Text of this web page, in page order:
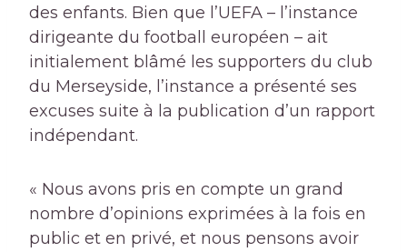
des enfants. Bien que l’UEFA – l’instance
dirigeante du football européen – ait
initialement blâmé les supporters du club
du Merseyside, l’instance a présenté ses
excuses suite à la publication d’un rapport
indépendant.
« Nous avons pris en compte un grand
nombre d’opinions exprimées à la fois en
public et en privé, et nous pensons avoir